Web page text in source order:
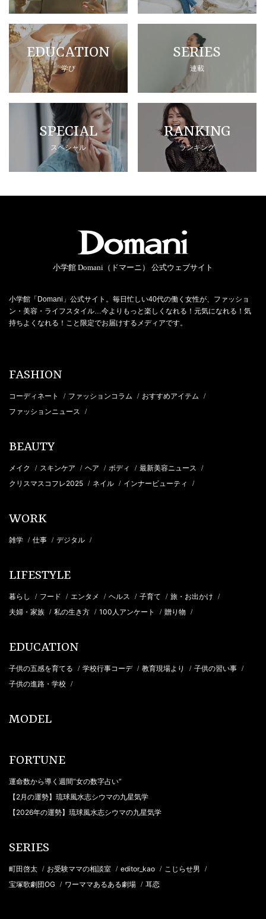
EDUCATION
学び
SERIES
連載
SPECIAL
スペシャル
RANKING
ランキング
小学館 Domani（ドマーニ） 公式ウェブサイト
小学館「Domani」公式サイト。毎日忙しい40代の働く女性が、ファッショ
ン・美容・ライフスタイル…今よりもっと楽しくなれる！元気になれる！気
持ちよくなれる！こと限定でお届けするメディアです。
FASHION
コーディネート / ファッションコラム / おすすめアイテム /
ファッションニュース /
BEAUTY
メイク / スキンケア / ヘア / ボディ / 最新美容ニュース /
クリスマスコフレ2025 / ネイル / インナービューティ /
WORK
雑学 / 仕事 / デジタル /
LIFESTYLE
暮らし / フード / エンタメ / ヘルス / 子育て / 旅・お出かけ /
夫婦・家族 / 私の生き方 / 100人アンケート / 贈り物 /
EDUCATION
子供の五感を育てる / 学校行事コーデ / 教育現場より / 子供の習い事 /
子供の進路・学校 /
MODEL
FORTUNE
運命数から導く週間“女の数字占い”
【2月の運勢】琉球風水志シウマの九星気学
【2026年の運勢】琉球風水志シウマの九星気学
SERIES
町田啓太 / お受験ママの相談室 / editor_kao / こじらせ男 /
宝塚歌劇団OG / ワーママあるある劇場 / 耳恋